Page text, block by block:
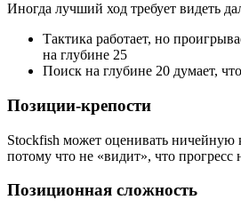
Иногда лучший ход требует видеть
Тактика работает, но
на глубине 25
Поиск на глубине 20 думает,
Позиции-крепости
Stockfish может оценивать ничейную
потому что не «видит», что прогресс
Позиционная сложность